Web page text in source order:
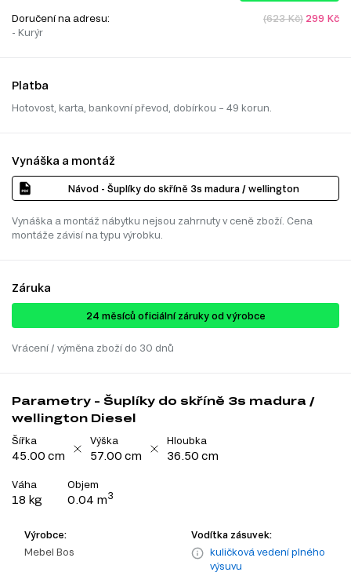
Doručení na adresu:
- Kurýr
(623 Kč) 299 Kč
Platba
Hotovost, karta, bankovní převod, dobírkou – 49 korun.
Vynáška a montáž
Návod - Šuplíky do skříně 3s madura / wellington
Vynáška a montáž nábytku nejsou zahrnuty v ceně zboží. Cena
montáže závisí na typu výrobku.
Záruka
24 ​​​​měsíců oficiální záruky od výrobce
Vrácení / výměna zboží do 30 dnů
Parametry - Šuplíky do skříně 3s madura /
wellington Diesel
Šířka
45.00 cm
Výška
57.00 cm
Hloubka
36.50 cm
Váha
18 kg
Objem
0.04 m3
Výrobce:
Mebel Bos
Vodítka zásuvek:
kuličková vedení plného
výsuvu